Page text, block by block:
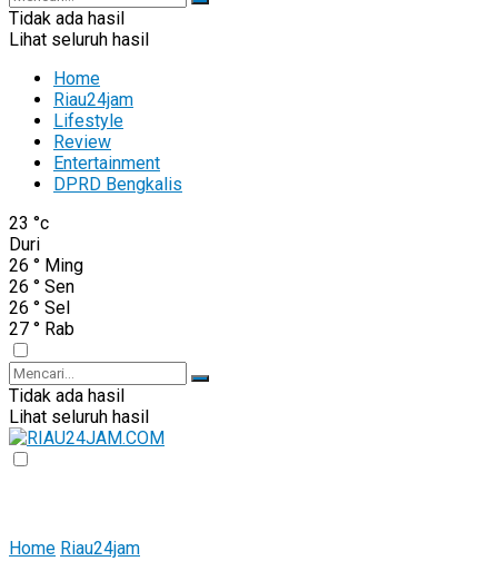
Tidak ada hasil
Lihat seluruh hasil
Home
Riau24jam
Lifestyle
Review
Entertainment
DPRD Bengkalis
23 °c
Duri
26 ° Ming
26 ° Sen
26 ° Sel
27 ° Rab
Tidak ada hasil
Lihat seluruh hasil
Home Riau24jam